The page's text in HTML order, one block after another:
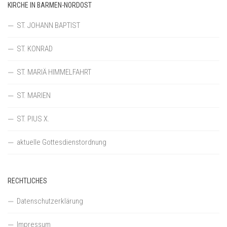
KIRCHE IN BARMEN-NORDOST
ST. JOHANN BAPTIST
ST. KONRAD
ST. MARIÄ HIMMELFAHRT
ST. MARIEN
ST. PIUS X.
aktuelle Gottesdienstordnung
RECHTLICHES
Datenschutzerklärung
Impressum